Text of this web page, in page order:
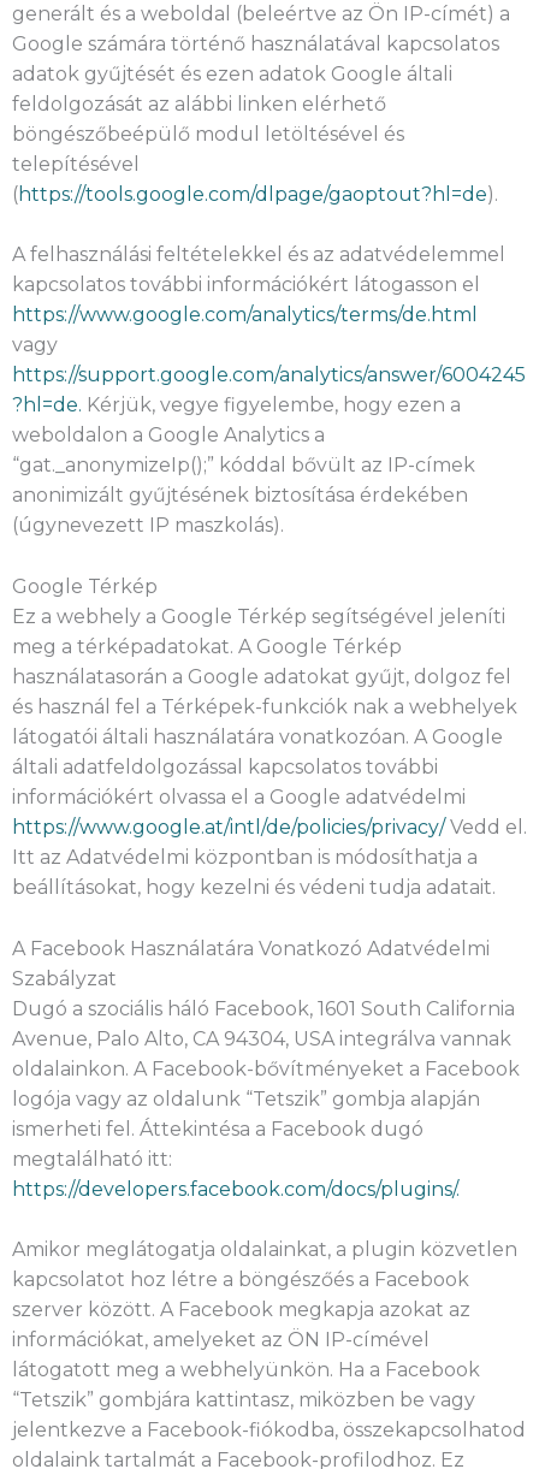
generált és a weboldal (beleértve az Ön IP-címét) a
Google számára történő használatával kapcsolatos
adatok gyűjtését és ezen adatok Google általi
feldolgozását az alábbi linken elérhető
böngészőbeépülő modul letöltésével és
telepítésével
(https://tools.google.com/dlpage/gaoptout?hl=de).
A felhasználási feltételekkel és az adatvédelemmel
kapcsolatos további információkért látogasson el
https://www.google.com/analytics/terms/de.html
vagy
https://support.google.com/analytics/answer/6004245
?hl=de. Kérjük, vegye figyelembe, hogy ezen a
weboldalon a Google Analytics a
“gat._anonymizeIp();” kóddal bővült az IP-címek
anonimizált gyűjtésének biztosítása érdekében
(úgynevezett IP maszkolás).
Google Térkép
Ez a webhely a Google Térkép segítségével jeleníti
meg a térképadatokat. A Google Térkép
használatasorán a Google adatokat gyűjt, dolgoz fel
és használ fel a Térképek-funkciók nak a webhelyek
látogatói általi használatára vonatkozóan. A Google
általi adatfeldolgozással kapcsolatos további
információkért olvassa el a Google adatvédelmi
https://www.google.at/intl/de/policies/privacy/Vedd el.
Itt az Adatvédelmi központban is módosíthatja a
beállításokat, hogy kezelni és védeni tudja adatait.
A Facebook Használatára Vonatkozó Adatvédelmi
Szabályzat
Dugó a szociális háló Facebook, 1601 South California
Avenue, Palo Alto, CA 94304, USA integrálva vannak
oldalainkon. A Facebook-bővítményeket a Facebook
logója vagy az oldalunk “Tetszik” gombja alapján
ismerheti fel. Áttekintésa a Facebook dugó
megtalálható itt:
https://developers.facebook.com/docs/plugins/.
Amikor meglátogatja oldalainkat, a plugin közvetlen
kapcsolatot hoz létre a böngészőés a Facebook
szerver között. A Facebook megkapja azokat az
információkat, amelyeket az ÖN IP-címével
látogatott meg a webhelyünkön. Ha a Facebook
“Tetszik” gombjára kattintasz, miközben be vagy
jelentkezve a Facebook-fiókodba, összekapcsolhatod
oldalaink tartalmát a Facebook-profilodhoz. Ez